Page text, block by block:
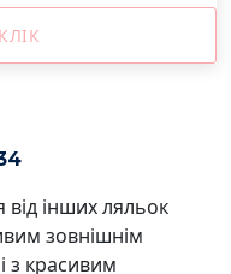
від інших ляльок
зовнішнім
з красивим